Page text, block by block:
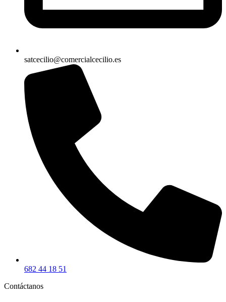
satcecilio@comercialcecilio.es
682 44 18 51
Contáctanos